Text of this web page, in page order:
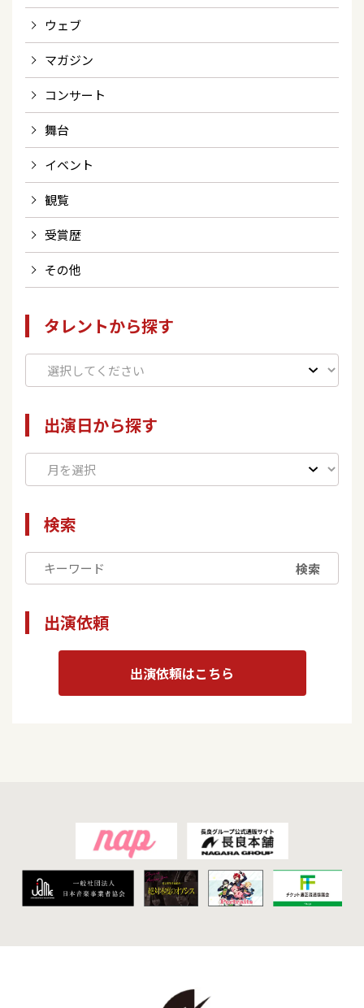
ウェブ
マガジン
コンサート
舞台
イベント
観覧
受賞歴
その他
タレントから探す
出演日から探す
検索
検索
出演依頼
出演依頼はこちら